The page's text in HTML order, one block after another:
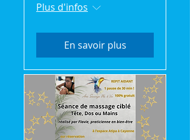
Plus d'infos
En savoir plus